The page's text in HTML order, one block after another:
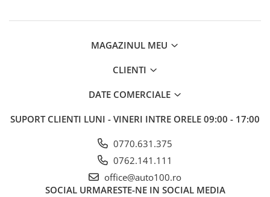
Consumabile Service
Amortizoare hayon
Paravanturi auto
MAGAZINUL MEU
CLIENTI
DATE COMERCIALE
SUPORT CLIENTI LUNI - VINERI INTRE ORELE 09:00 - 17:00
0770.631.375
0762.141.111
office@auto100.ro
SOCIAL URMARESTE-NE IN SOCIAL MEDIA